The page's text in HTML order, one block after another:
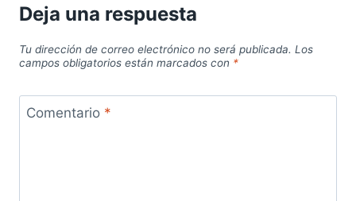
Deja una respuesta
Tu dirección de correo electrónico no será publicada. Los
campos obligatorios están marcados con *
Comentario *